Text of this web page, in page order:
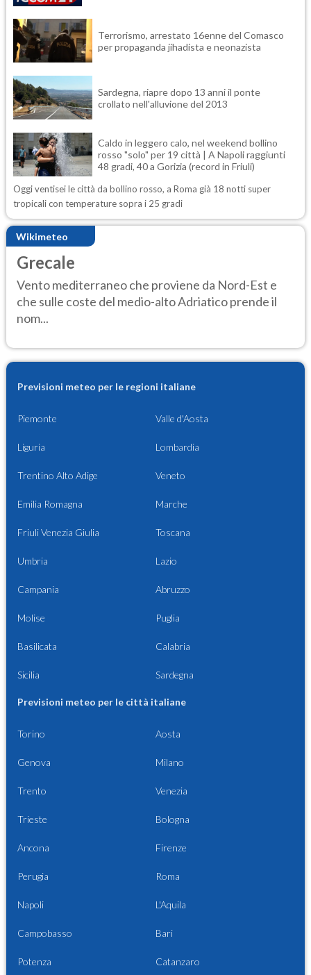
Terrorismo, arrestato 16enne del Comasco
per propaganda jihadista e neonazista
Sardegna, riapre dopo 13 anni il ponte
crollato nell'alluvione del 2013
Caldo in leggero calo, nel weekend bollino
rosso "solo" per 19 città | A Napoli raggiunti
48 gradi, 40 a Gorizia (record in Friuli)
Oggi ventisei le città da bollino rosso, a Roma già 18 notti super
tropicali con temperature sopra i 25 gradi
Wikimeteo
Grecale
Vento mediterraneo che proviene da Nord-Est e
che sulle coste del medio-alto Adriatico prende il
nom...
Previsioni meteo per le regioni italiane
Piemonte Valle d'Aosta
Liguria Lombardia
Trentino Alto Adige Veneto
Emilia Romagna Marche
Friuli Venezia Giulia Toscana
Umbria Lazio
Campania Abruzzo
Molise Puglia
Basilicata Calabria
Sicilia Sardegna
Previsioni meteo per le città italiane
Torino Aosta
Genova Milano
Trento Venezia
Trieste Bologna
Ancona Firenze
Perugia Roma
Napoli L'Aquila
Campobasso Bari
Potenza Catanzaro